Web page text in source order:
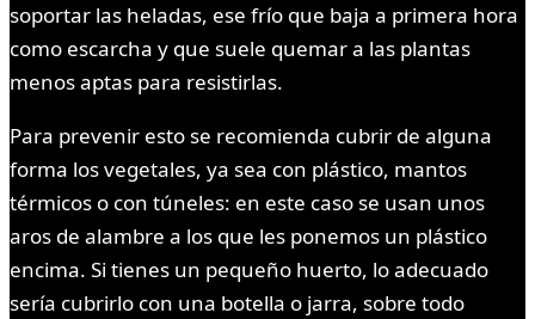
soportar las heladas, ese frío que baja a primera hora
como escarcha y que suele quemar a las plantas
menos aptas para resistirlas.
Para prevenir esto se recomienda cubrir de alguna
forma los vegetales, ya sea con plástico, mantos
térmicos o con túneles: en este caso se usan unos
aros de alambre a los que les ponemos un plástico
encima. Si tienes un pequeño huerto, lo adecuado
sería cubrirlo con una botella o jarra, sobre todo